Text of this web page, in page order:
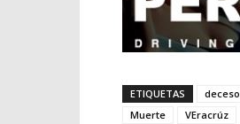
ETIQUETAS deceso
Muerte
VEracrúz